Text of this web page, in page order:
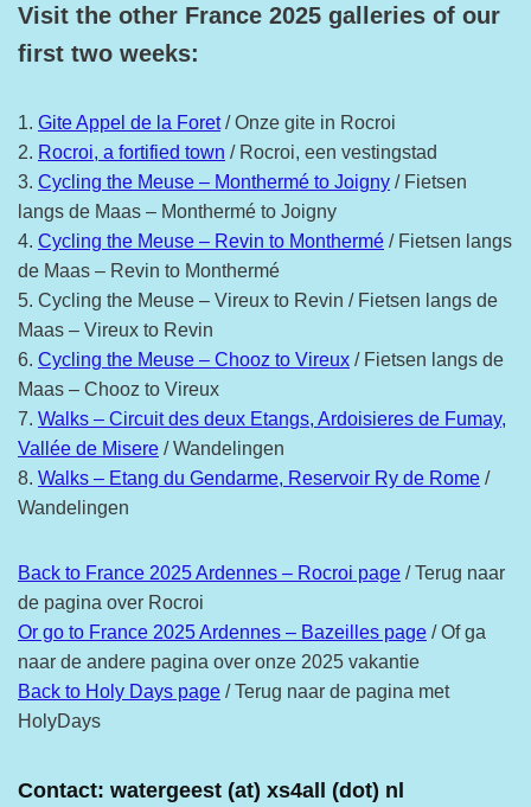
Visit the other France 2025 galleries of our
first two weeks:
1. Gite Appel de la Foret/ Onze gite in Rocroi
2. Rocroi, a fortified town / Rocroi, een vestingstad
3. Cycling the Meuse – Monthermé to Joigny / Fietsen
langs de Maas – Monthermé to Joigny
4. Cycling the Meuse – Revin to Monthermé / Fietsen langs
de Maas – Revin to Monthermé
5. Cycling the Meuse – Vireux to Revin / Fietsen langs de
Maas – Vireux to Revin
6. Cycling the Meuse – Chooz to Vireux / Fietsen langs de
Maas – Chooz to Vireux
7. Walks – Circuit des deux Etangs, Ardoisieres de Fumay,
Vallée de Misere / Wandelingen
8. Walks – Etang du Gendarme, Reservoir Ry de Rome /
Wandelingen
Back to France 2025 Ardennes – Rocroi page / Terug naar
de pagina over Rocroi
Or go to France 2025 Ardennes – Bazeilles page / Of ga
naar de andere pagina over onze 2025 vakantie
Back to Holy Days page / Terug naar de pagina met
HolyDays
Contact: watergeest (at) xs4all (dot) nl